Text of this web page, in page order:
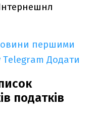
першими
Telegram Додати
податків